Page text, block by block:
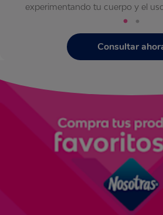
experimentando tu cuerpo y el
Consultar